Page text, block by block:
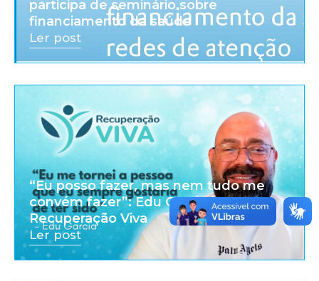
participa de seminário sobre
financiamento da saúde
Ler post
“Eu posso fazer, mas nem tudo me
convém fazer”: Edu Garcia |
Recuperação Viva
Ler post